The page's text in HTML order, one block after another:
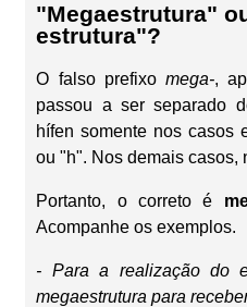
"Megaestrutura"
estrutura"?
O falso prefixo mega-,
passou a ser separado
hífen somente nos casos
ou "h". Nos demais casos,
Portanto, o correto é
Acompanhe os exemplos.
- Para a realização do
megaestrutura para